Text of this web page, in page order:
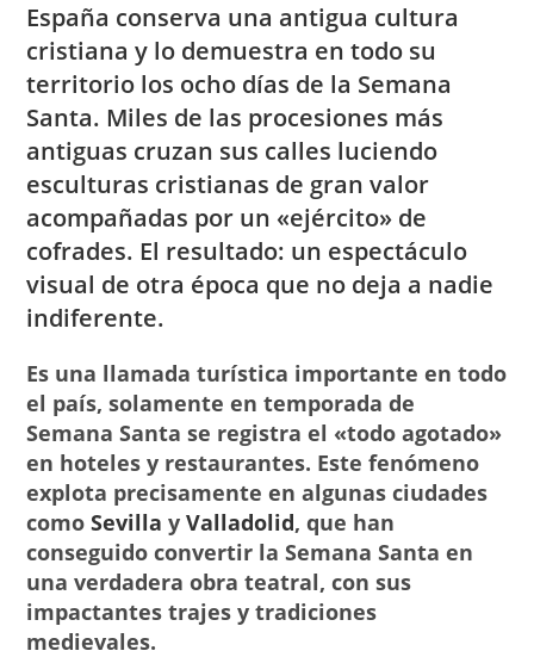
España conserva una antigua cultura
cristiana y lo demuestra en todo su
territorio los ocho días de la Semana
Santa. Miles de las procesiones más
antiguas cruzan sus calles luciendo
esculturas cristianas de gran valor
acompañadas por un «ejército» de
cofrades. El resultado: un espectáculo
visual de otra época que no deja a nadie
indiferente.
Es una llamada turística importante en todo
el país, solamente en temporada de
Semana Santa se registra el «todo agotado»
en hoteles y restaurantes. Este fenómeno
explota precisamente en algunas ciudades
comoSevilla yValladolid, que han
conseguido convertir la Semana Santa en
una verdadera obra teatral, con sus
impactantes trajes y tradiciones
medievales.